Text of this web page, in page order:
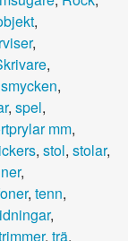
,
,
,
smycken,
, spel,
mm,
, stol, stolar,
,
, tenn,
,
, trä,